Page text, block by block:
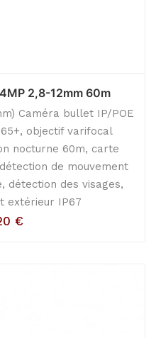
2,8-12mm 60m
Caméra bullet IP/POE
objectif varifocal
nocturne 60m, carte
de mouvement
détection des visages,
extérieur IP67
€